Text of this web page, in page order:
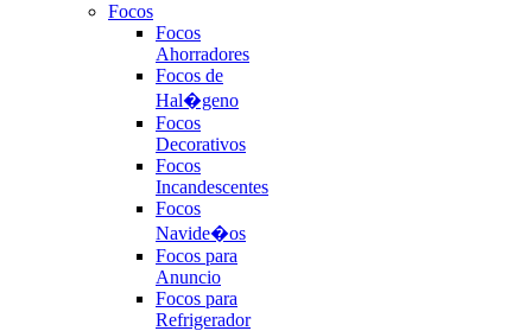
Focos
Focos
Ahorradores
Focos de
Hal�geno
Focos
Decorativos
Focos
Incandescentes
Focos
Navide�os
Focos para
Anuncio
Focos para
Refrigerador